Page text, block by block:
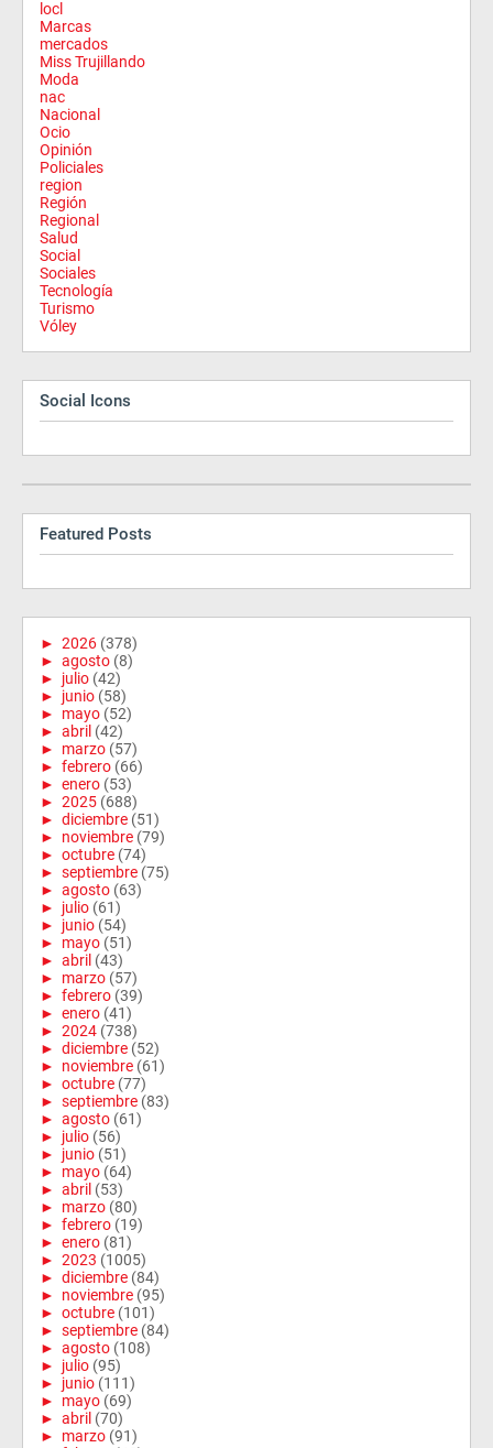
locl
Marcas
mercados
Miss Trujillando
Moda
nac
Nacional
Ocio
Opinión
Policiales
region
Región
Regional
Salud
Social
Sociales
Tecnología
Turismo
Vóley
Social Icons
Featured Posts
► 2026 (378)
► agosto (8)
► julio (42)
► junio (58)
► mayo (52)
► abril (42)
► marzo (57)
► febrero (66)
► enero (53)
► 2025 (688)
► diciembre (51)
► noviembre (79)
► octubre (74)
► septiembre (75)
► agosto (63)
► julio (61)
► junio (54)
► mayo (51)
► abril (43)
► marzo (57)
► febrero (39)
► enero (41)
► 2024 (738)
► diciembre (52)
► noviembre (61)
► octubre (77)
► septiembre (83)
► agosto (61)
► julio (56)
► junio (51)
► mayo (64)
► abril (53)
► marzo (80)
► febrero (19)
► enero (81)
► 2023 (1005)
► diciembre (84)
► noviembre (95)
► octubre (101)
► septiembre (84)
► agosto (108)
► julio (95)
► junio (111)
► mayo (69)
► abril (70)
► marzo (91)